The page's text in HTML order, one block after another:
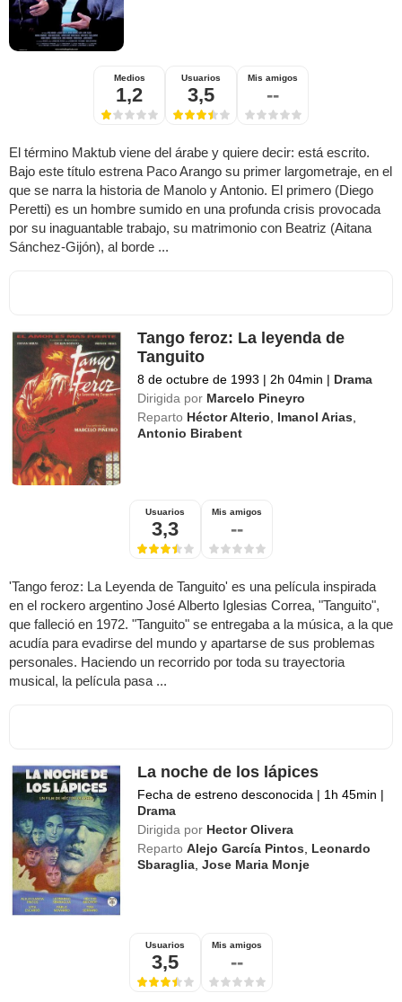
Medios
1,2
Usuarios
3,5
Mis amigos
--
El término Maktub viene del árabe y quiere decir: está escrito.
Bajo este título estrena Paco Arango su primer largometraje, en el
que se narra la historia de Manolo y Antonio. El primero (Diego
Peretti) es un hombre sumido en una profunda crisis provocada
por su inaguantable trabajo, su matrimonio con Beatriz (Aitana
Sánchez-Gijón), al borde ...
Tango feroz: La leyenda de
Tanguito
8 de octubre de 1993 | 2h 04min | Drama
Dirigida por Marcelo Pineyro
Reparto Héctor Alterio Imanol Arias
Antonio Birabent
Usuarios
3,3
Mis amigos
--
'Tango feroz: La Leyenda de Tanguito' es una película inspirada
en el rockero argentino José Alberto Iglesias Correa, "Tanguito",
que falleció en 1972. "Tanguito" se entregaba a la música, a la que
acudía para evadirse del mundo y apartarse de sus problemas
personales. Haciendo un recorrido por toda su trayectoria
musical, la película pasa ...
La noche de los lápices
Fecha de estreno desconocida | 1h 45min |
Drama
Dirigida por Hector Olivera
Reparto Alejo García Pintos
Leonardo
Sbaraglia ,Jose Maria Monje
Usuarios
3,5
Mis amigos
--